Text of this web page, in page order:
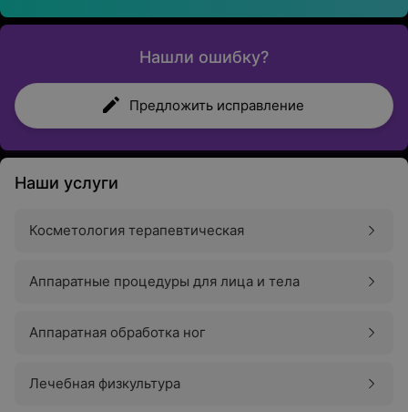
Нашли ошибку?
Предложить исправление
Наши услуги
Косметология терапевтическая
Аппаратные процедуры для лица и тела
Аппаратная обработка ног
Лечебная физкультура